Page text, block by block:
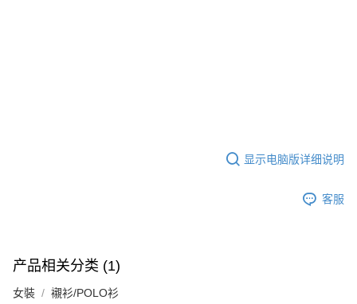
显示电脑版详细说明
客服
产品相关分类 (1)
女裝 襯衫/POLO衫